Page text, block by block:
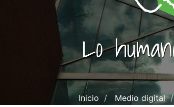
Lo
Inicio Medio digital